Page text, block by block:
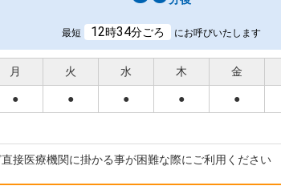
最短 12時34分ごろ にお呼びいたします
月 火 水 木 金
● ● ● ● ●
接医療機関に掛かる事が困難な際にご利用ください